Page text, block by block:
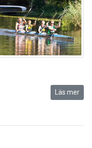
Läs mer